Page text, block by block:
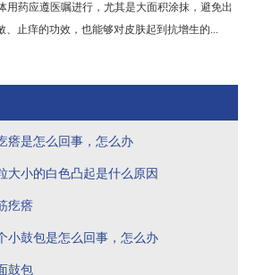
药应遵医嘱进行，尤其是大面积涂抹，避免出
止痒的功效，也能够对皮肤起到抗增生的...
瘩是怎么回事，怎么办
大小的白色凸起是什么原因
疙瘩
小鼓包是怎么回事，怎么办
鼓包